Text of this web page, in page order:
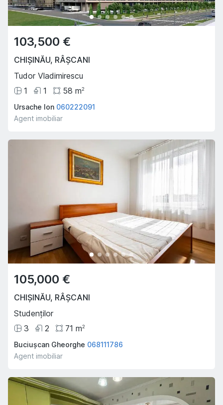
103,500 €
CHIȘINĂU, RÂȘCANI
Tudor Vladimirescu
1
1 58 m2
Ursache Ion 060222091
Agent imobiliar
105,000 €
CHIȘINĂU, RÂȘCANI
Studenților
3
2 71 m2
Buciușcan Gheorghe 068111786
Agent imobiliar